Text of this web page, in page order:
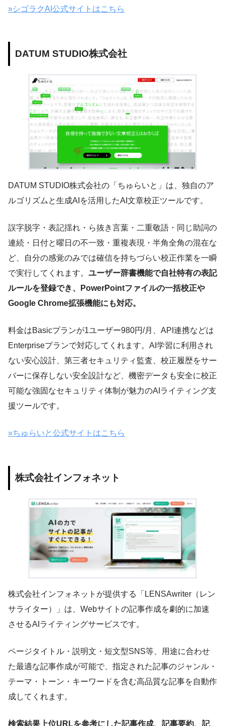
»シゴラクAI公式サイトはこちら
DATUM STUDIO株式会社
DATUM STUDIO株式会社の「ちゅらいと」は、独自のア
ルゴリズムと生成AIを活用したAI文章校正ツールです。
誤字脱字・表記揺れ・ら抜き言葉・二重敬語・同じ助詞の
連続・日付と曜日の不一致・重複表現・半角全角の混在な
ど、自分の感覚のみでは確信を持ちづらい校正作業を一瞬
で実行してくれます。 ユーザー辞書機能で自社特有の表記
ルールを登録でき、PowerPointファイルの一括校正や
Google Chrome拡張機能にも対応。
料金はBasicプランが1ユーザー980円/月、API連携などは
Enterpriseプランで対応してくれます。AI学習に利用され
ない安心設計、第三者セキュリティ監査、校正履歴をサー
バーに保存しない安全設計など、機密データも安全に校正
可能な強固なセキュリティ体制が魅力のAIライティング支
援ツールです。
»ちゅらいと公式サイトはこちら
株式会社インフォネット
株式会社インフォネットが提供する「LENSAwriter（レン
サライター）」は、Webサイトの記事作成を劇的に加速
させるAIライティングサービスです。
ページタイトル・説明文・短文型SNS等、用途に合わせ
た最適な記事作成が可能で、指定された記事のジャンル・
テーマ・トーン・キーワードを含む高品質な記事を自動作
成してくれます。
検索結果上位URLを参考にした記事作成、記事要約、記